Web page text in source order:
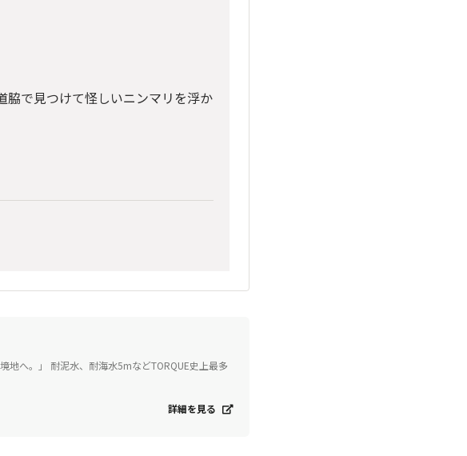
脇で見つけて怪しいニンマリを浮か
地へ。」 耐泥水、耐海水5mなどTORQUE史上最多
詳細を見る